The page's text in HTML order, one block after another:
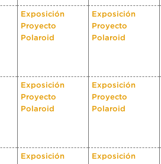
Exposición
Proyecto
Polaroid
Exposición
Proyecto
Polaroid
Exposición
Proyecto
Polaroid
Exposición
Proyecto
Polaroid
Exposición
Exposición